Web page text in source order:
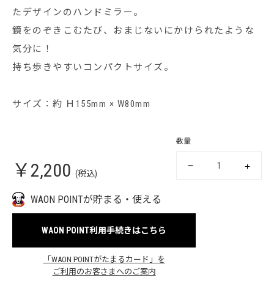
たデザインのハンドミラー。
鏡をのぞきこむたび、おまじないにかけられたような
気分に！
持ち歩きやすいコンパクトサイズ。
サイズ：約 Ｈ155mm × W80mm
￥2,200 (税込)
数量
WAON POINTが貯まる・使える
WAON POINT利用手続きはこちら
「WAON POINTがたまるカード」を
ご利用のお客さまへのご案内